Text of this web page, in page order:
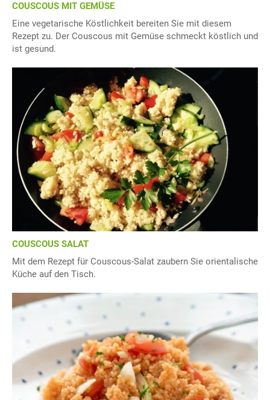
COUSCOUS MIT GEMÜSE
Eine vegetarische Köstlichkeit bereiten Sie mit diesem
Rezept zu. Der Couscous mit Gemüse schmeckt köstlich und
ist gesund.
COUSCOUS SALAT
Mit dem Rezept für Couscous-Salat zaubern Sie orientalische
Küche auf den Tisch.